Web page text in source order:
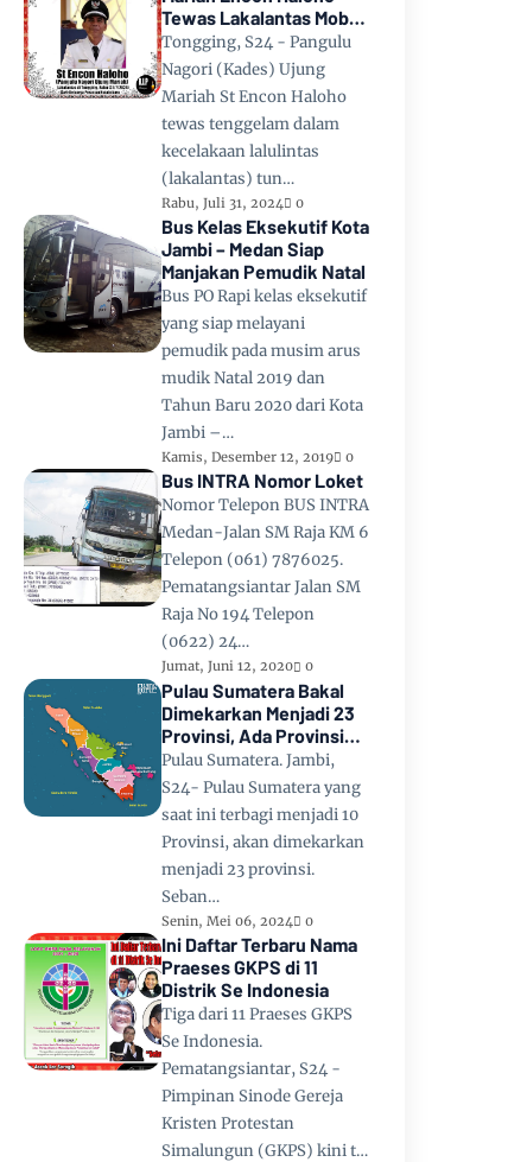
Tewas Lakalantas Mobil
Terjun ke Danau Toba di
Tongging
Tongging, S24 - Pangulu
Nagori (Kades) Ujung
Mariah St Encon Haloho
tewas tenggelam dalam
kecelakaan lalulintas
(lakalantas) tun…
Rabu, Juli 31, 2024 0
Bus Kelas Eksekutif Kota
Jambi – Medan Siap
Manjakan Pemudik Natal
Bus PO Rapi kelas eksekutif
yang siap melayani
pemudik pada musim arus
mudik Natal 2019 dan
Tahun Baru 2020 dari Kota
Jambi –…
Kamis, Desember 12, 2019 0
Bus INTRA Nomor Loket
Nomor Telepon BUS INTRA
Medan-Jalan SM Raja KM 6
Telepon (061) 7876025.
Pematangsiantar Jalan SM
Raja No 194 Telepon
(0622) 24…
Jumat, Juni 12, 2020 0
Pulau Sumatera Bakal
Dimekarkan Menjadi 23
Provinsi, Ada Provinsi
Toba Raya dan Provinsi
Tapanuli
Pulau Sumatera. Jambi,
S24- Pulau Sumatera yang
saat ini terbagi menjadi 10
Provinsi, akan dimekarkan
menjadi 23 provinsi.
Seban…
Senin, Mei 06, 2024 0
Ini Daftar Terbaru Nama
Praeses GKPS di 11
Distrik Se Indonesia
Tiga dari 11 Praeses GKPS
Se Indonesia.
Pematangsiantar, S24 -
Pimpinan Sinode Gereja
Kristen Protestan
Simalungun (GKPS) kini t…